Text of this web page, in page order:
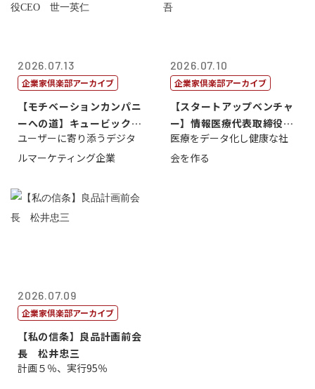
2026.07.13
企業家倶楽部アーカイブ
【モチベーションカンパニ
ーへの道】キュービック代
表取締役CE...
ユーザーに寄り添うデジタ
ルマーケティング企業
2026.07.10
企業家倶楽部アーカイブ
【スタートアップベンチャ
ー】情報医療代表取締役
原 聖吾
医療をデータ化し健康な社
会を作る
2026.07.09
企業家倶楽部アーカイブ
【私の信条】良品計画前会
長 松井忠三
計画５％、実行95％